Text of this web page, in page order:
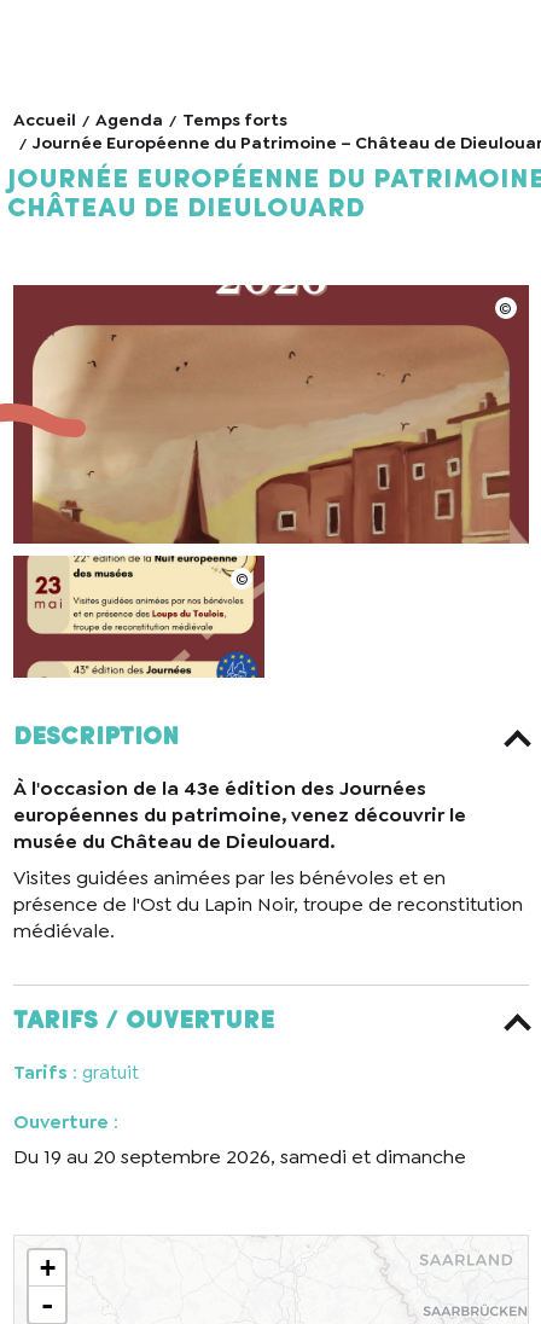
Accueil Agenda
Temps forts
Journée Européenne du Patrimoine – Château de
Journée Européenne du
Château de Dieulouard
Description
À l'occasion de la 43e édition des Journées
européennes du patrimoine, venez découvrir le
musée du Château de Dieulouard.
Visites guidées animées par les bénévoles et en
présence de l'Ost du Lapin Noir, troupe de reconstitution
médiévale.
Tarifs / ouverture
Tarifs : gratuit
Ouverture :
Du 19 au 20 septembre 2026, samedi et dimanche
+
-